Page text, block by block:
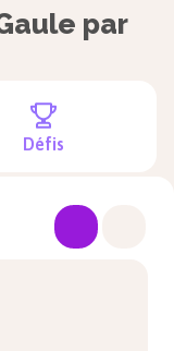
par
Défis